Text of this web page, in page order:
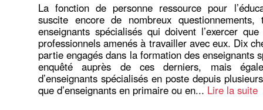
La fonction de personne ressource pour
suscite encore de nombreux
enseignants spécialisés qui doivent l’exercer que
professionnels amenés à travailler avec eux. Dix
partie engagés dans la formation des enseignants
enquêté auprès de ces derniers, mais
d’enseignants spécialisés en poste depuis
que d’enseignants en primaire ou en... Lire la suite